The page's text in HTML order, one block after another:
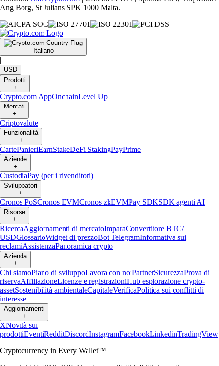
Ang Borg, St Julians SPK 1000 Malta.
Italiano
|
USD
Prodotti
+
Crypto.com AppOnchainLevel Up
Mercati
+
Criptovalute
Funzionalità
+
CartePanieriEarnStakeDeFi StakingPayPrime
Aziende
+
CustodiaPay (per i rivenditori)
Sviluppatori
+
Cronos PoSCronos EVMCronos zkEVMPay SDKSDK agenti AI
Risorse
+
RicercaAggiornamenti di mercatoImparaConvertitore BTC/
USDGlossarioWidget di prezzoBot TelegramInformativa sui
reclamiAssistenzaPanoramica crypto
Azienda
+
Chi siamoPiano di sviluppoLavora con noiPartnerSicurezzaProva di
riservaAffiliazioneLicenze e registrazioniHub esplorazione crypto-
assetSostenibilità ambientaleCapitaleVerificaPolitica sui conflitti di
interesse
Aggiornamenti
+
XNovità sui
prodottiEventiRedditDiscordInstagramFacebookLinkedinTradingView
Cryptocurrency in Every Wallet™